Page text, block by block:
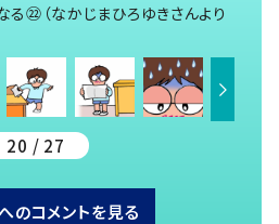
㉒（なかじまひろゆきさんより
20 / 27
のコメントを見る